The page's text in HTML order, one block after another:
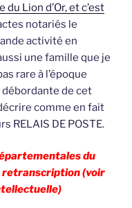
du Lion d’Or, et c’est
notariés le
activité en
une famille que je
rare à l’époque
de cet
comme en fait
RELAIS DE POSTE.
du
retranscription (voir